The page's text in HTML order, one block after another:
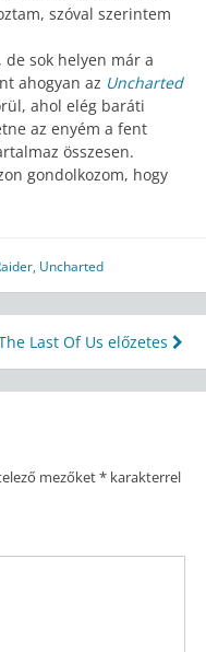
szóval szerintem
de sok helyen már a
ahogyan az Uncharted
ahol elég baráti
az enyém a fent
összesen.
gondolkozom, hogy
, Uncharted
Last Of Us előzetes
mezőket*karakterrel